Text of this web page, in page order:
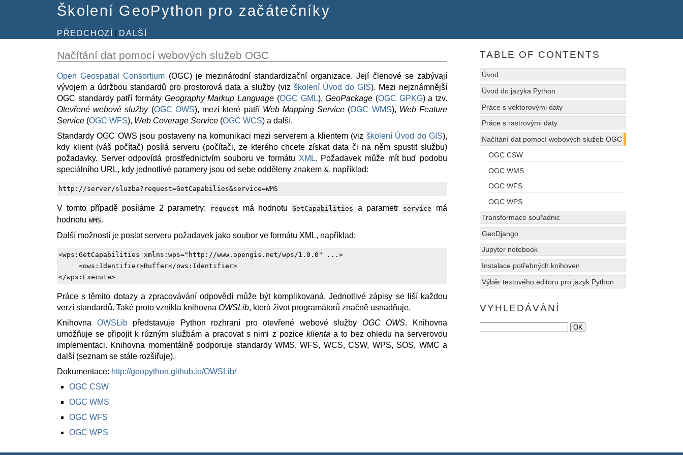
Školení GeoPython pro začátečníky
PŘEDCHOZÍ DALŠÍ
Načítání dat pomocí webových služeb OGC
Open Geospatial Consortium (OGC) je mezinárodní standardizační organizace. Její členové se zabývají
vývojem a údržbou standardů pro prostorová data a služby (viz školení Úvod do GIS). Mezi nejznámnější
OGC standardy patří formáty Geography Markup Language (OGC GML),GeoPackage (OGC GPKG) a tzv.
Otevřené webové služby(OGC OWS), mezi které patří Web Mapping Service (OGC WMS), Web Feature
Service (OGC WFS), Web Coverage Service (OGC WCS) a další.
Standardy OGC OWS jsou postaveny na komunikaci mezi serverem a klientem (viz školení Úvod do GIS),
kdy klient (váš počítač) posílá serveru (počítači, ze kterého chcete získat data či na něm spustit službu)
požadavky. Server odpovídá prostřednictvím souboru ve formátu XML. Požadavek může mít buď podobu
speciálního URL, kdy jednotlivé paramery jsou od sebe odděleny znakem &, například:
V tomto případě posíláme 2 parametry: request má hodnotu GetCapabilities a parametr service
má
hodnotu WMS .
Další možností je poslat serveru požadavek jako soubor ve formátu XML, například:
<wps:GetCapabilities xmlns:wps="http://www.opengis.net/wps/1.0.0" ...>
     <ows:Identifier>Buffer</ows:Identifier>
Práce s těmito dotazy a zpracovávání odpovědí může být komplikovaná. Jednotlivé zápisy se liší každou
verzí standardů. Také proto vznikla knihovna OWSLib, která život programátorů značně usnadňuje.
Knihovna OWSLibpředstavuje Python rozhraní pro otevřené webové služby OGC OWS. Knihovna
umožňuje se připojit k různým službám a pracovat s nimi z pozice klienta a to bez ohledu na serverovou
implementaci. Knihovna momentálně podporuje standardy WMS, WFS, WCS, CSW, WPS, SOS, WMC a
další (seznam se stále rozšiřuje).
Dokumentace: http://geopython.github.io/OWSLib/
OGC CSW
OGC WMS
OGC WFS
OGC WPS
TABLE OF CONTENTS
Úvod
Úvod do jazyka Python
Práce s vektorovými daty
Práce s rastrovými daty
Načítání dat pomocí webových služeb OGC
OGC CSW
OGC WMS
OGC WFS
OGC WPS
Transformace souřadnic
GeoDjango
Jupyter notebook
Instalace potřebných knihoven
Výběr textového editoru pro jazyk Python
VYHLEDÁVÁNÍ